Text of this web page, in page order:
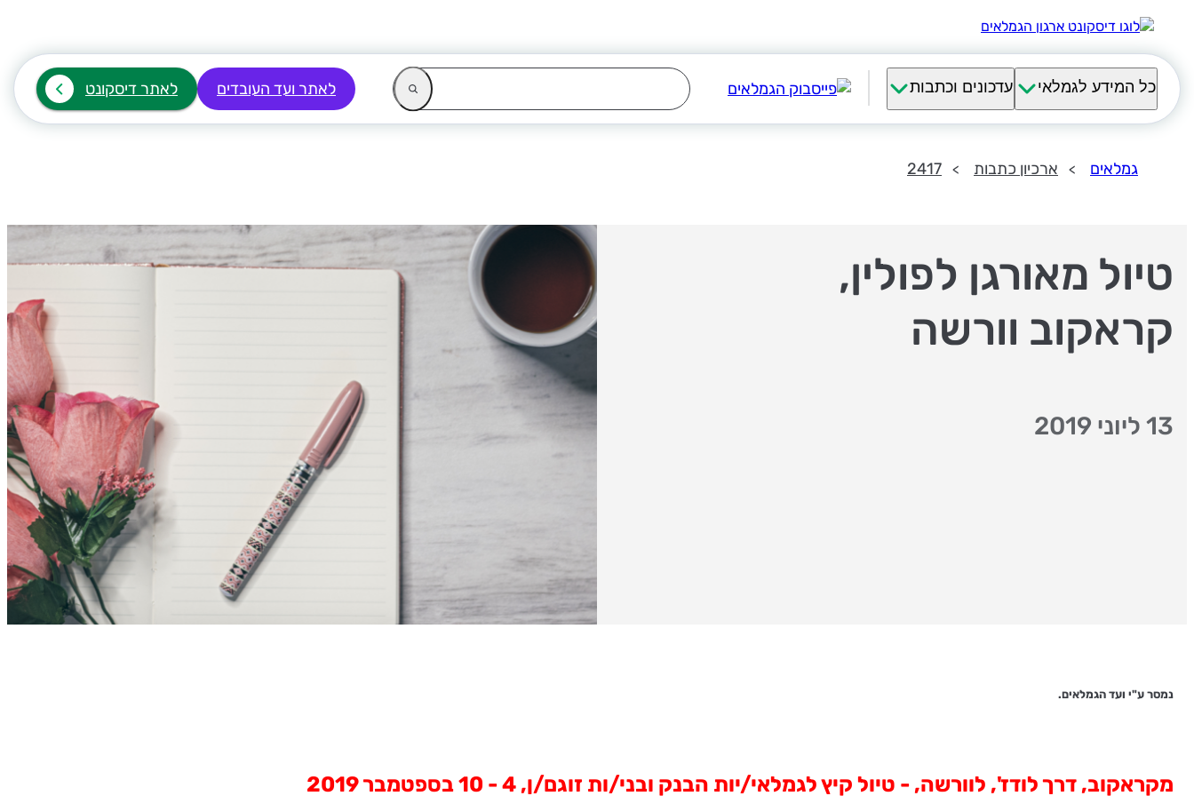
כל המידע לגמלאי עדכונים וכתבות לאתר ועד העובדים לאתר דיסקונט
גמלאים ארכיון כתבות 2417
טיול מאורגן לפולין,
קראקוב וורשה
13 ליוני 2019
נמסר ע"י ועד הגמלאים.
מקראקוב, דרך לודז', לוורשה, - טיול קיץ לגמלאי/יות הבנק ובני/ות זוגם/ן, 4 - 10 בספטמבר 2019